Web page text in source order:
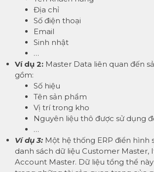
Địa chỉ
Số điện thoại
Email
Sinh nhật
…
Ví dụ 2: Master Data liên quan đến
gồm:
Số hiệu
Tên sản phẩm
Vị trí trong kho
Nguyên liệu thô được sử dụng
…
Ví dụ 3: Một hệ thống ERP điển hình
danh sách dữ liệu Customer Master,
Account Master. Dữ liệu tổng thể